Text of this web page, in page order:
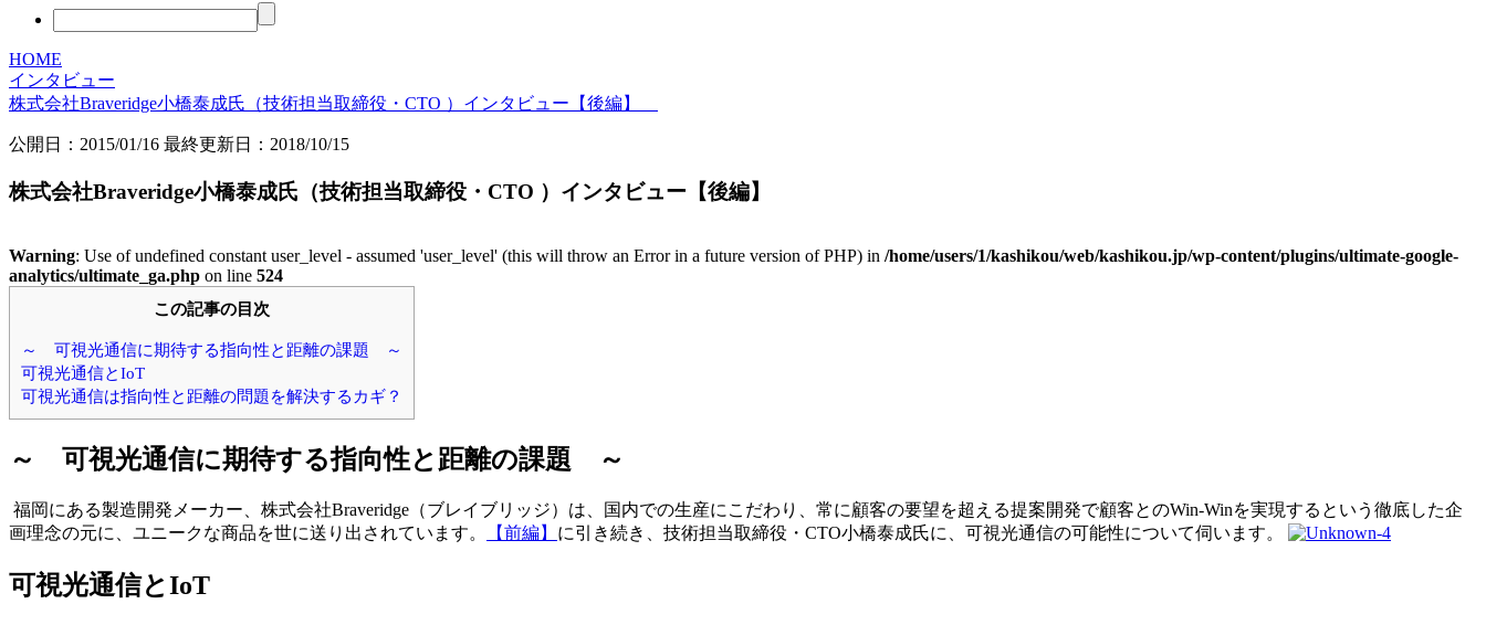
HOME
インタビュー
株式会社Braveridge小橋泰成氏（技術担当取締役・CTO ）インタビュー【後編】
公開日： 2015/01/16 最終更新日：2018/10/15
株式会社Braveridge小橋泰成氏（技術担当取締役・CTO ）インタビュー【後編】
Warning: Use of undefined constant user_level - assumed 'user_level' (this will throw an Error in a future version of PHP) in /home/users/1/kashikou/web/kashikou.jp/wp-content/plugins/ultimate-google-
analytics/ultimate_ga.php on line 524
この記事の目次
～ 可視光通信に期待する指向性と距離の課題 ～
可視光通信とIoT
可視光通信は指向性と距離の問題を解決するカギ？
～ 可視光通信に期待する指向性と距離の課題 ～
福岡にある製造開発メーカー、株式会社Braveridge（ブレイブリッジ）は、国内での生産にこだわり、常に顧客の要望を超える提案開発で顧客とのWin-Winを実現するという徹底した企
画理念の元に、ユニークな商品を世に送り出されています。
【前編】 に引き続き、技術担当取締役・CTO小橋泰成氏に、可視光通信の可能性について伺います。
可視光通信とIoT